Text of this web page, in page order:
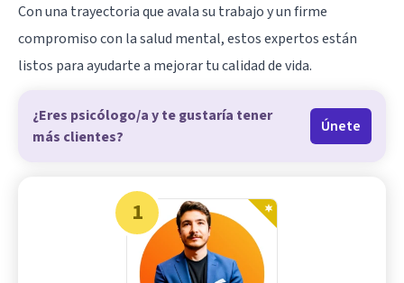
Con una trayectoria que avala su trabajo y un firme
compromiso con la salud mental, estos expertos están
listos para ayudarte a mejorar tu calidad de vida.
¿Eres psicólogo/a y te gustaría tener
más clientes?
Únete
1